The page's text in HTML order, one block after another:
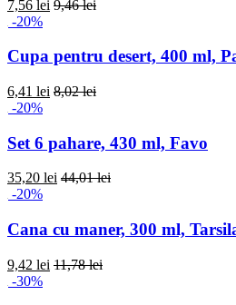
7,56 lei 9,46 lei
-20%
Cupa pentru desert, 400 ml,
6,41 lei 8,02 lei
-20%
Set 6 pahare, 430 ml, Favo
35,20 lei 44,01 lei
-20%
Cana cu maner, 300 ml,
9,42 lei 11,78 lei
-30%